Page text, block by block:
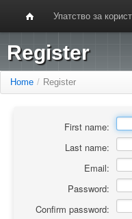
Упатство за
Register
Home / Register
First name:
Last name:
Email:
Password:
Confirm password: